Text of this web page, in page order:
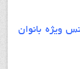
ویژه بانوان